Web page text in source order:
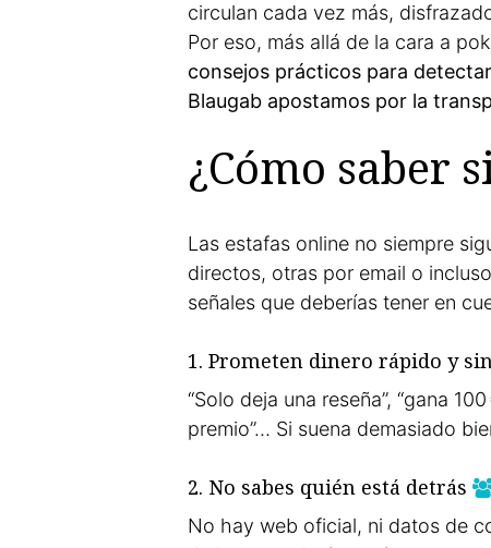
circulan cada vez más,
Por eso, más allá de la cara a
consejos prácticos para
Blaugab apostamos por la
¿Cómo saber
Las estafas online no siempre
directos, otras por email o
señales que deberías tener en
1. Prometen dinero rápido y
“Solo deja una reseña”, “gana
premio”… Si suena demasiado
2. No sabes quién está detrás
No hay web oficial, ni datos de